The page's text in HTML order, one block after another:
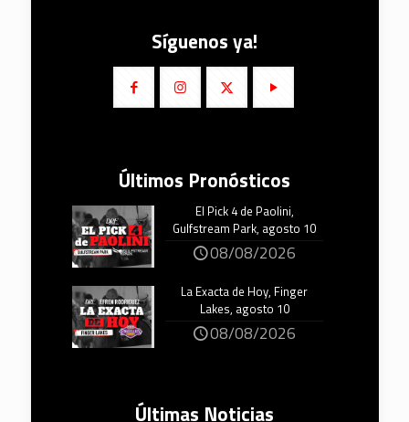
Síguenos ya!
Últimos Pronósticos
El Pick 4 de Paolini,
Gulfstream Park, agosto 10
08/08/2026
La Exacta de Hoy, Finger
Lakes, agosto 10
08/08/2026
Últimas Noticias